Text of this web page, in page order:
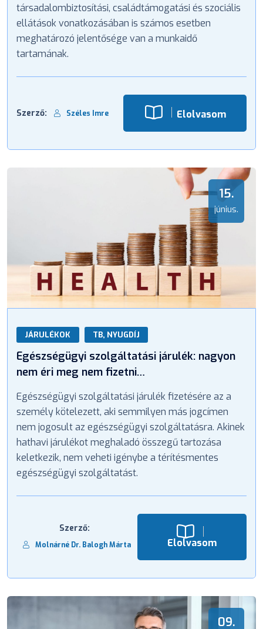
társadalombiztosítási, családtámogatási és szociális
ellátások vonatkozásában is számos esetben
meghatározó jelentősége van a munkaidő
tartamának.
Szerző: Széles Imre Elolvasom
15.
június.
JÁRULÉKOK TB, NYUGDÍJ
Egészségügyi szolgáltatási járulék: nagyon
nem éri meg nem fizetni…
Egészségügyi szolgáltatási járulék fizetésére az a
személy kötelezett, aki semmilyen más jogcímen
nem jogosult az egészségügyi szolgáltatásra. Akinek
hathavi járulékot meghaladó összegű tartozása
keletkezik, nem veheti igénybe a térítésmentes
egészségügyi szolgáltatást.
Szerző:
Molnárné Dr. Balogh Márta Elolvasom
09.